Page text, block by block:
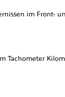
im Front-
Tachometer